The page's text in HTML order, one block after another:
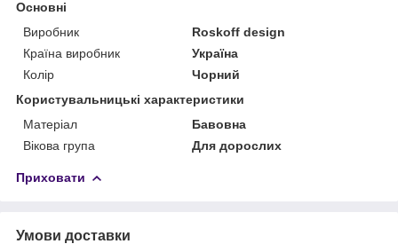
Основні
Виробник
Roskoff design
Країна виробник
Україна
Колір
Чорний
Користувальницькі характеристики
Матеріал
Бавовна
Вікова група
Для дорослих
Приховати
Умови доставки